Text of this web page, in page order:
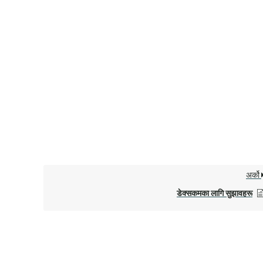
अर्को
डेक्सकमका लागि सुझावहरू